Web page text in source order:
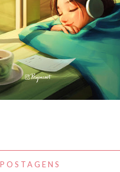
OBRAS DE PEIJIN YANG